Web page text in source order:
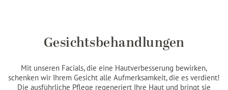
Gesichtsbehandlungen
Mit unseren Facials, die eine Hautverbesserung bewirken,
schenken wir Ihrem Gesicht alle Aufmerksamkeit, die es verdient!
Die ausführliche Pflege regeneriert Ihre Haut und bringt sie